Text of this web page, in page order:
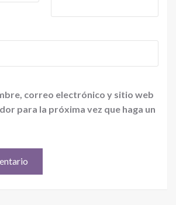
correo electrónico y sitio web
para la próxima vez que haga un